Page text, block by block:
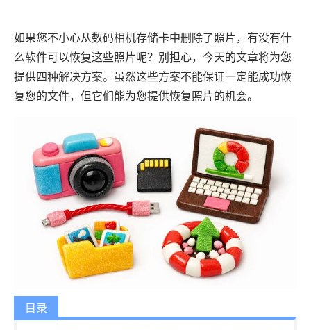
如果您不小心从数码相机存储卡中删除了照片，有没有什
么软件可以恢复这些照片呢？别担心，今天的文章将为您
提供四种解决方案。虽然这些方案不能保证一定能成功恢
复您的文件，但它们能为您提供恢复照片的机会。
目录